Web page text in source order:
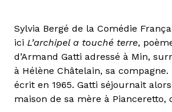
Sylvia Bergé de la Comédie
ici L’archipel a touché terre,
d’Armand Gatti adressé à Min,
à Hélène Châtelain, sa
écrit en 1965. Gatti séjournait
maison de sa mère à Pianceretto,